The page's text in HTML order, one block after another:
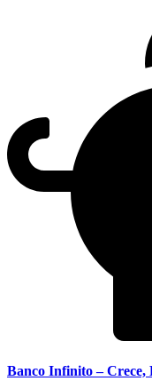
Banco Infinito – Crece,